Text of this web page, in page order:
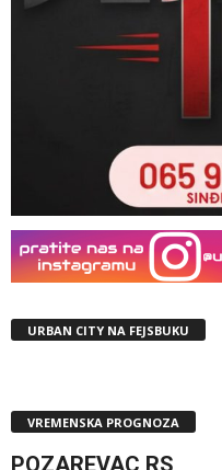
URBAN CITY NA FEJSBUKU
VREMENSKA PROGNOZA
POZAREVAC,RS